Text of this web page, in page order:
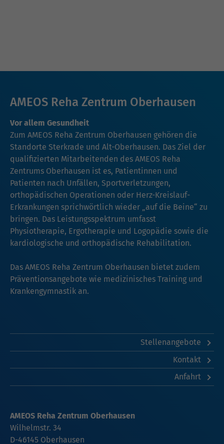
AMEOS Reha Zentrum Oberhausen
Vor allem Gesundheit
Zum AMEOS Reha Zentrum Oberhausen gehören die
Standorte Sterkrade und Alt-Oberhausen. Das Ziel der
qualifizierten Mitarbeitenden des AMEOS Reha
Zentrums Oberhausen ist es, Patientinnen und
Patienten nach Unfällen, Sportverletzungen,
orthopädischen Operationen oder Herz-Kreislauf-
Erkrankungen sprichwörtlich wieder „auf die Beine“ zu
bringen. Das Leistungsspektrum umfasst
Physiotherapie, Ergotherapie und Logopädie sowie die
kardiologische und orthopädische Rehabilitation.
Das AMEOS Reha Zentrum Oberhausen bietet zudem
Präventionsangebote wie medizinisches Training und
Krankengymnastik an.
Stellenangebote
Kontakt
Anfahrt
AMEOS Reha Zentrum Oberhausen
Wilhelmstr. 34
D-46145 Oberhausen